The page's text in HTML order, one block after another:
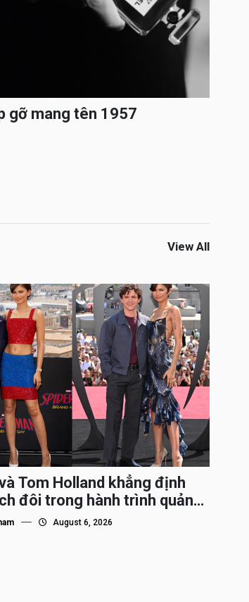
gỡ mang tên 1957
View All
Tom Holland khẳng định
đôi trong hành trình quảng
August 6, 2026